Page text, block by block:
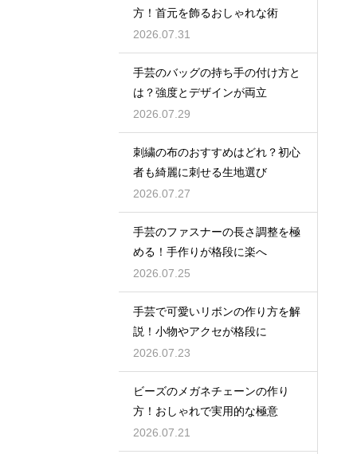
方！首元を飾るおしゃれな術
2026.07.31
手芸のバッグの持ち手の付け方と
は？強度とデザインが両立
2026.07.29
刺繍の布のおすすめはどれ？初心
者も綺麗に刺せる生地選び
2026.07.27
手芸のファスナーの長さ調整を極
める！手作りが格段に楽へ
2026.07.25
手芸で可愛いリボンの作り方を解
説！小物やアクセが格段に
2026.07.23
ビーズのメガネチェーンの作り
方！おしゃれで実用的な極意
2026.07.21